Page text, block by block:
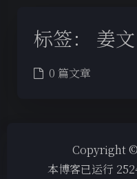
标签： 姜文
0 篇文章
Copyright ©
本博客已运行